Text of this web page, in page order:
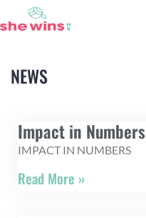
NEWS
Impact in Numbers
IMPACT IN NUMBERS
Read More »